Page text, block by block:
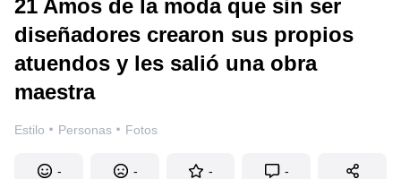
21 Amos de la moda que sin ser
diseñadores crearon sus propios
atuendos y les salió una obra
maestra
Estilo · Personas · Fotos
- - - -